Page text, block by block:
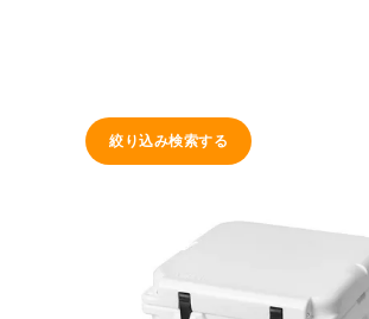
絞り込み検索する